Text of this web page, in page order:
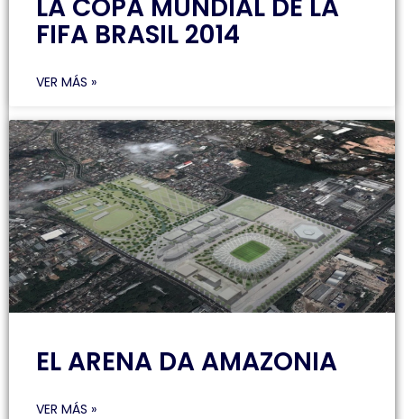
LA COPA MUNDIAL DE LA
FIFA BRASIL 2014
VER MÁS »
EL ARENA DA AMAZONIA
VER MÁS »